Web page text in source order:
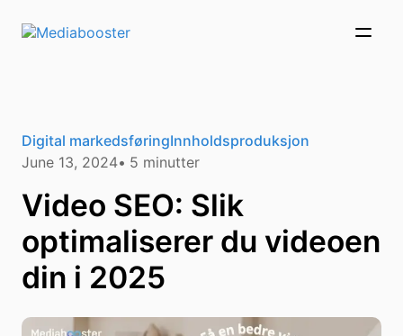
Skip To Main Content
Digital markedsføringInnholdsproduksjon
June 13, 2024
5 minutter
Video SEO: Slik
optimaliserer du videoen
din i 2025